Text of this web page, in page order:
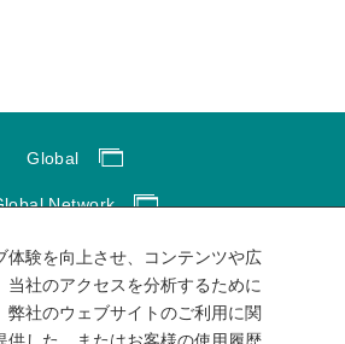
Global
Network
トのご利用にあたって
ャルメディアポリシー
体験を向上させ、コンテンツや広
当社のアクセスを分析するために
弊社のウェブサイトのご利用に関